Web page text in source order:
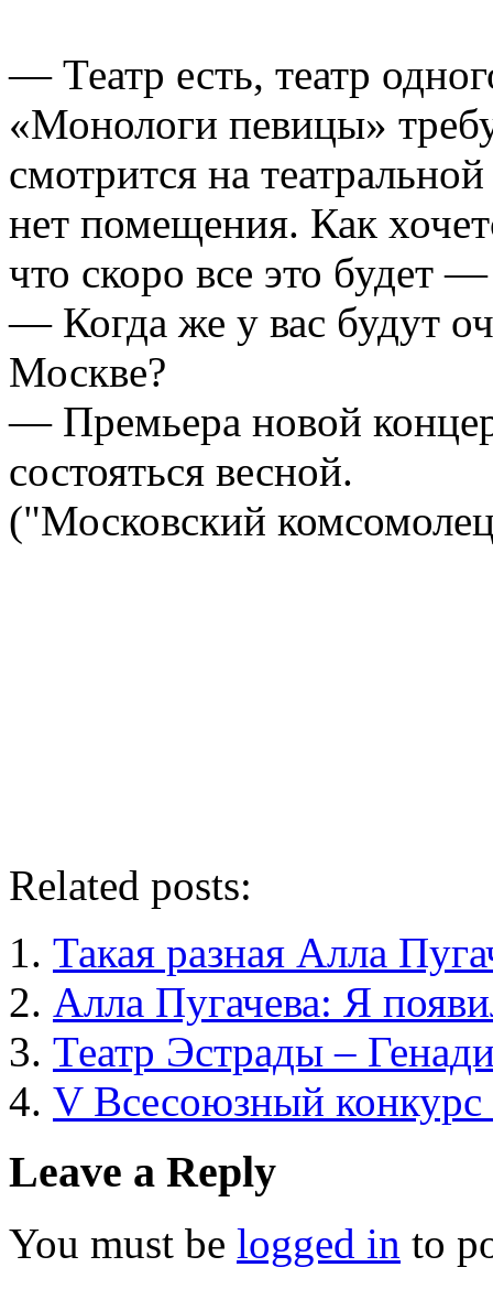
— Театр есть, театр
«Монологи певицы»
смотрится на
нет помещения. Как
что скоро все это будет
— Когда же у вас будут
Москве?
— Премьера новой
состояться весной.
("Московский
Related posts:
Такая разная Алла
Алла Пугачева: Я
Театр Эстрады –
V Всесоюзный конкурс
Leave a Reply
You must be logged in to